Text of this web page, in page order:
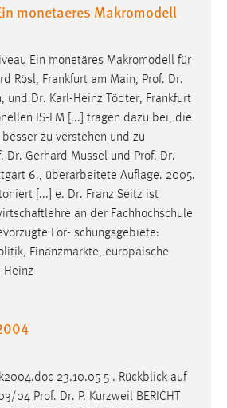
monetaeres Makromodell
Ein monetäres Makromodell für
Rösl, Frankfurt am Main, Prof. Dr.
und Dr. Karl-Heinz Tödter, Frankfurt
IS-LM [...] tragen dazu bei, die
zu verstehen und zu
. Dr. Gerhard Mussel und Prof. Dr.
6., überarbeitete Auflage. 2005.
[...] e. Dr. Franz Seitz ist
an der Fachhochschule
For- schungsgebiete:
Finanzmärkte, europäische
Heinz
23.10.05 5 . Rückblick auf
04 Prof. Dr. P. Kurzweil BERICHT